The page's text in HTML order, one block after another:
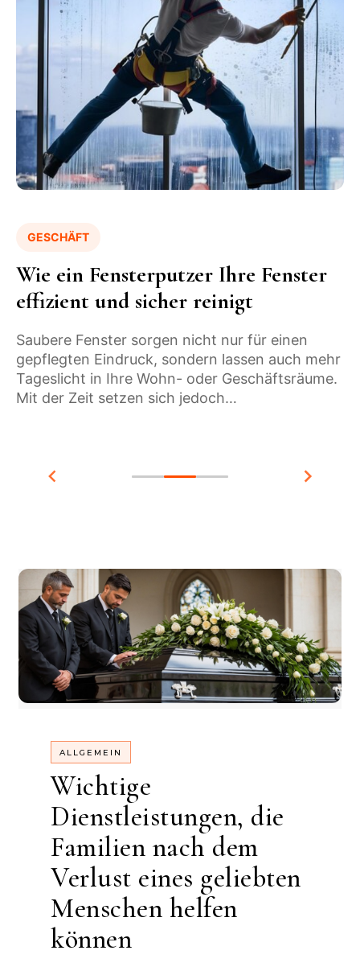
GESCHÄFT
Wie ein Fensterputzer Ihre Fenster
effizient und sicher reinigt
Saubere Fenster sorgen nicht nur für einen
gepflegten Eindruck, sondern lassen auch mehr
Tageslicht in Ihre Wohn- oder Geschäftsräume.
Mit der Zeit setzen sich jedoch…
ALLGEMEIN
Wichtige
Dienstleistungen, die
Familien nach dem
Verlust eines geliebten
Menschen helfen
können